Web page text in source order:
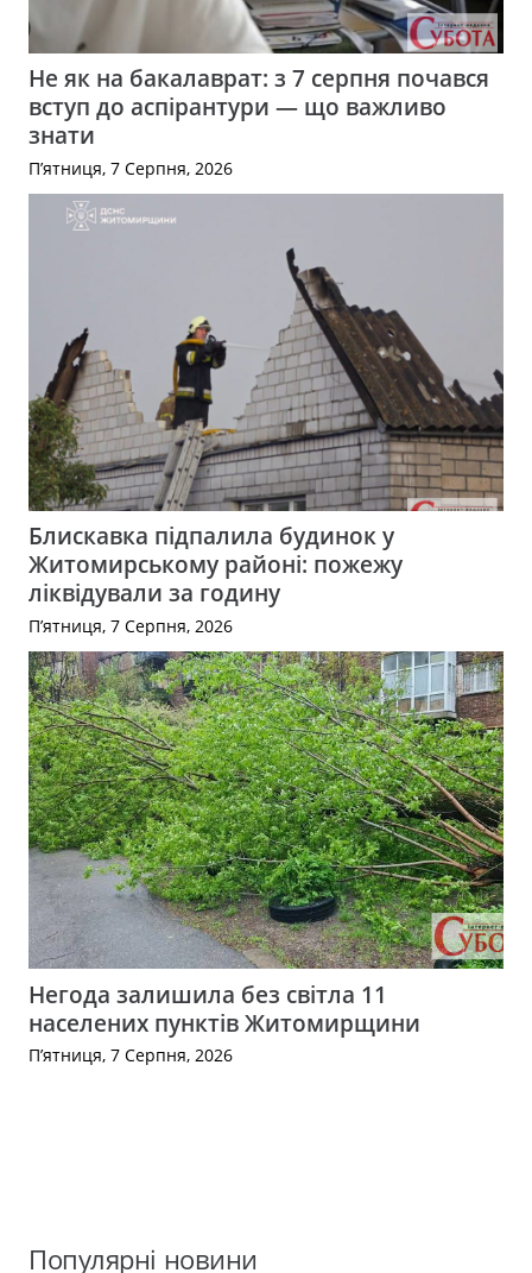
Не як на бакалаврат: з 7 серпня почався
вступ до аспірантури — що важливо
знати
П’ятниця, 7 Серпня, 2026
Блискавка підпалила будинок у
Житомирському районі: пожежу
ліквідували за годину
П’ятниця, 7 Серпня, 2026
Негода залишила без світла 11
населених пунктів Житомирщини
П’ятниця, 7 Серпня, 2026
Популярні новини